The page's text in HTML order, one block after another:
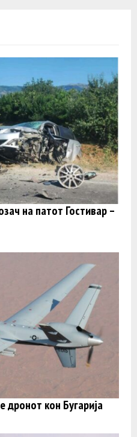
на патот Гостивар –
дронот кон Бугарија